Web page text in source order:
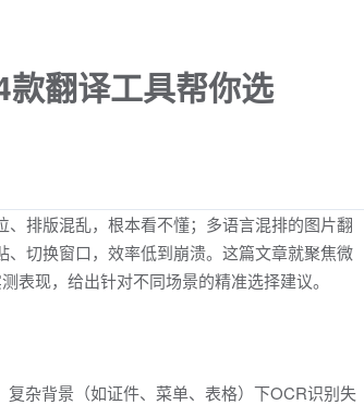
翻译工具帮你选
排版混乱，根本看不懂；多语言混排的图片翻
切换窗口，效率低到崩溃。这篇文章就聚焦微
表现，给出针对不同场景的精准选择建议。
杂背景（如证件、菜单、表格）下OCR识别失